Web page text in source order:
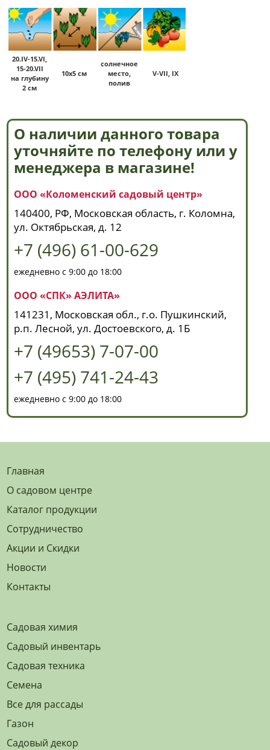
20.IV-15.VI,
15-20.VII
на глубину
2 см
10х5 см
солнечное
место,
полив
V-VII, IX
О наличии данного товара
уточняйте по телефону или у
менеджера в магазине!
ООО «Коломенский садовый центр»
140400, РФ, Московская область, г. Коломна,
ул. Октябрьская, д. 12
+7 (496) 61-00-629
ежедневно с 9:00 до 18:00
ООО «СПК» АЭЛИТА»
141231, Московская обл., г.о. Пушкинский,
р.п. Лесной, ул. Достоевского, д. 1Б
+7 (49653) 7-07-00
+7 (495) 741-24-43
ежедневно с 9:00 до 18:00
Главная
О садовом центре
Каталог продукции
Сотрудничество
Акции и Скидки
Новости
Контакты
Садовая химия
Садовый инвентарь
Садовая техника
Семена
Все для рассады
Газон
Садовый декор